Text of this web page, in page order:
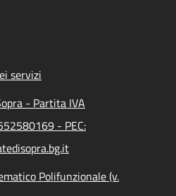
servizi
- Partita IVA
- PEC:
Polifunzionale (v.